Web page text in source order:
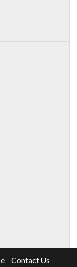
Contact Us